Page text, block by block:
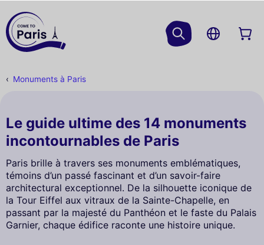
Monuments à Paris
Le guide ultime des 14 monuments
incontournables de Paris
Paris brille à travers ses monuments emblématiques,
témoins d’un passé fascinant et d’un savoir-faire
architectural exceptionnel. De la silhouette iconique de
la Tour Eiffel aux vitraux de la Sainte-Chapelle, en
passant par la majesté du Panthéon et le faste du Palais
Garnier, chaque édifice raconte une histoire unique.